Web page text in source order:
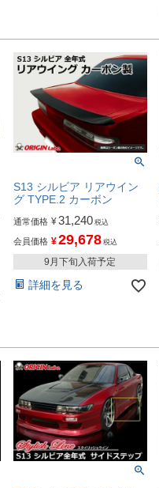
S13 シルビア リアウイン
グ TYPE.2 カーボン
通常価格 ¥31,240 税込
会員価格 ¥29,678 税込
9月下旬入荷予定
詳細を見る